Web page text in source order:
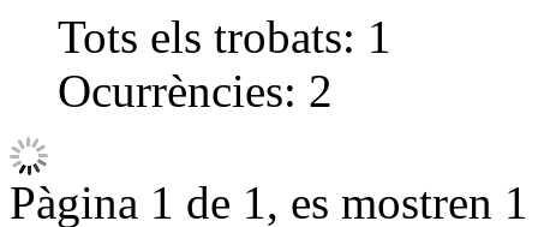
Tots els trobats: 1
Ocurrències: 2
Pàgina 1 de 1, es mostren